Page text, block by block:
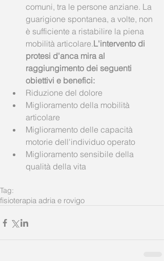
comuni, tra le persone anziane. La
guarigione spontanea, a volte, non
è sufficiente a ristabilire la piena
mobilità articolare.​L'intervento di
protesi d'anca mira al
raggiungimento dei seguenti
obiettivi e benefici:
Riduzione del dolore
Miglioramento della mobilità
articolare
Miglioramento delle capacità
motorie dell'individuo operato
Miglioramento sensibile della
qualità della vita
Tag:
fisioterapia adria e rovigo